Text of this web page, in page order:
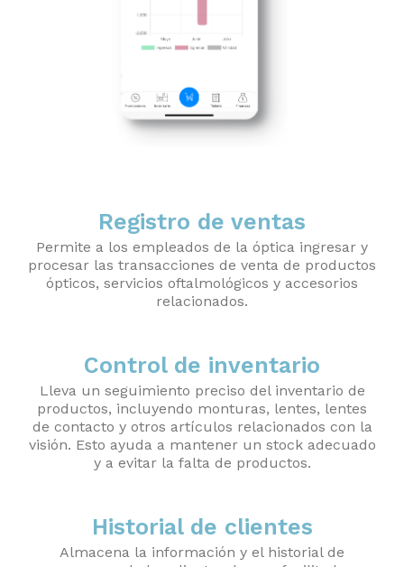
Registro de ventas
Permite a los empleados de la óptica ingresar y
procesar las transacciones de venta de productos
ópticos, servicios oftalmológicos y accesorios
relacionados.
Control de inventario
Lleva un seguimiento preciso del inventario de
productos, incluyendo monturas, lentes, lentes
de contacto y otros artículos relacionados con la
visión. Esto ayuda a mantener un stock adecuado
y a evitar la falta de productos.
Historial de clientes
Almacena la información y el historial de